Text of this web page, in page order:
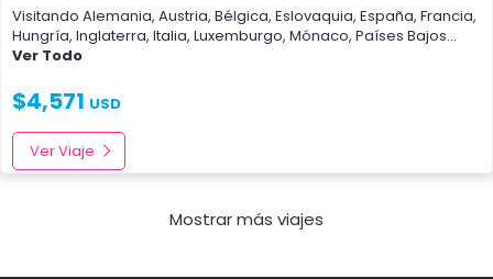
Visitando Alemania, Austria, Bélgica, Eslovaquia, España, Francia,
Hungría, Inglaterra, Italia, Luxemburgo, Mónaco, Países Bajos...
Ver Todo
$4,571 USD
Ver Viaje
Mostrar más viajes